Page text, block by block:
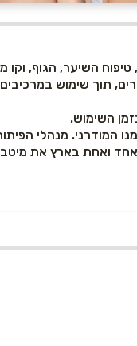
השיער, הגוף, וקו
תוך שימוש
השימוש.
המודרני. מנהלי
ואחת בארץ את מיטב